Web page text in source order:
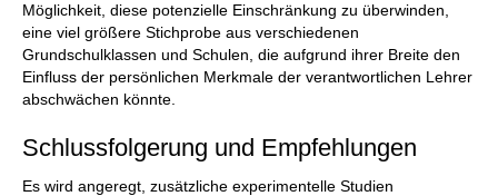
Möglichkeit, diese potenzielle Einschränkung zu überwinden,
eine viel größere Stichprobe aus verschiedenen
Grundschulklassen und Schulen, die aufgrund ihrer Breite den
Einfluss der persönlichen Merkmale der verantwortlichen Lehrer
abschwächen könnte.
Schlussfolgerung und Empfehlungen
Es wird angeregt, zusätzliche experimentelle Studien